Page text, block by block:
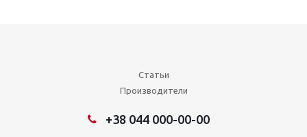
Статьи
Производители
+38 044 000-00-00